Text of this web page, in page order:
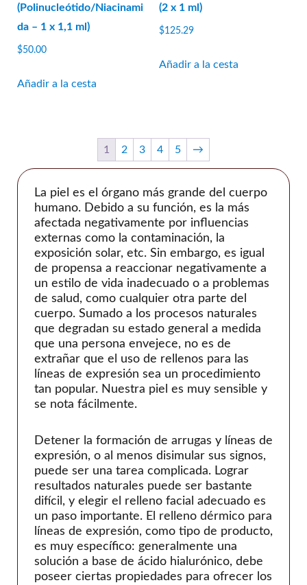
La piel es el órgano más grande del cuerpo
humano. Debido a su función, es la más
afectada negativamente por influencias
externas como la contaminación, la
exposición solar, etc. Sin embargo, es igual
de propensa a reaccionar negativamente a
un estilo de vida inadecuado o a problemas
de salud, como cualquier otra parte del
cuerpo. Sumado a los procesos naturales
que degradan su estado general a medida
que una persona envejece, no es de
extrañar que el uso de rellenos para las
líneas de expresión sea un procedimiento
tan popular. Nuestra piel es muy sensible y
se nota fácilmente.
Detener la formación de arrugas y líneas de
expresión, o al menos disimular sus signos,
puede ser una tarea complicada. Lograr
resultados naturales puede ser bastante
difícil, y elegir el relleno facial adecuado es
un paso importante. El relleno dérmico para
líneas de expresión, como tipo de producto,
es muy específico: generalmente una
solución a base de ácido hialurónico, debe
poseer ciertas propiedades para ofrecer los
(Polinucleótido/Niacinami
da – 1 x 1,1 ml)
$50.00
Añadir a la cesta
(2 x 1 ml)
$125.29
Añadir a la cesta
1 2 3 4 5 →
Jetema
LG química
Marllor
Dermatología Profesional
Prolenio
PY Médico
Biotecnología Regen
Tan joven
teoxano
Viscentom